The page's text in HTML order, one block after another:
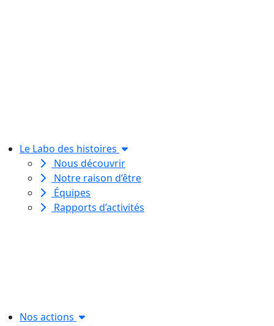
Le Labo des histoires
Nous découvrir
Notre raison d’être
Équipes
Rapports d’activités
Nos actions